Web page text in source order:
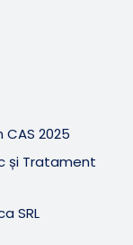
2025
și Tratament
SRL